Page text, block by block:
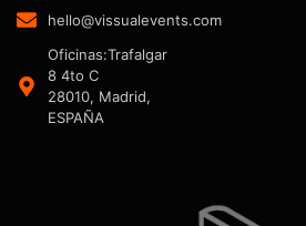
hello@vissualevents.com
Oficinas:Trafalgar
8 4to C
28010, Madrid,
ESPAÑA